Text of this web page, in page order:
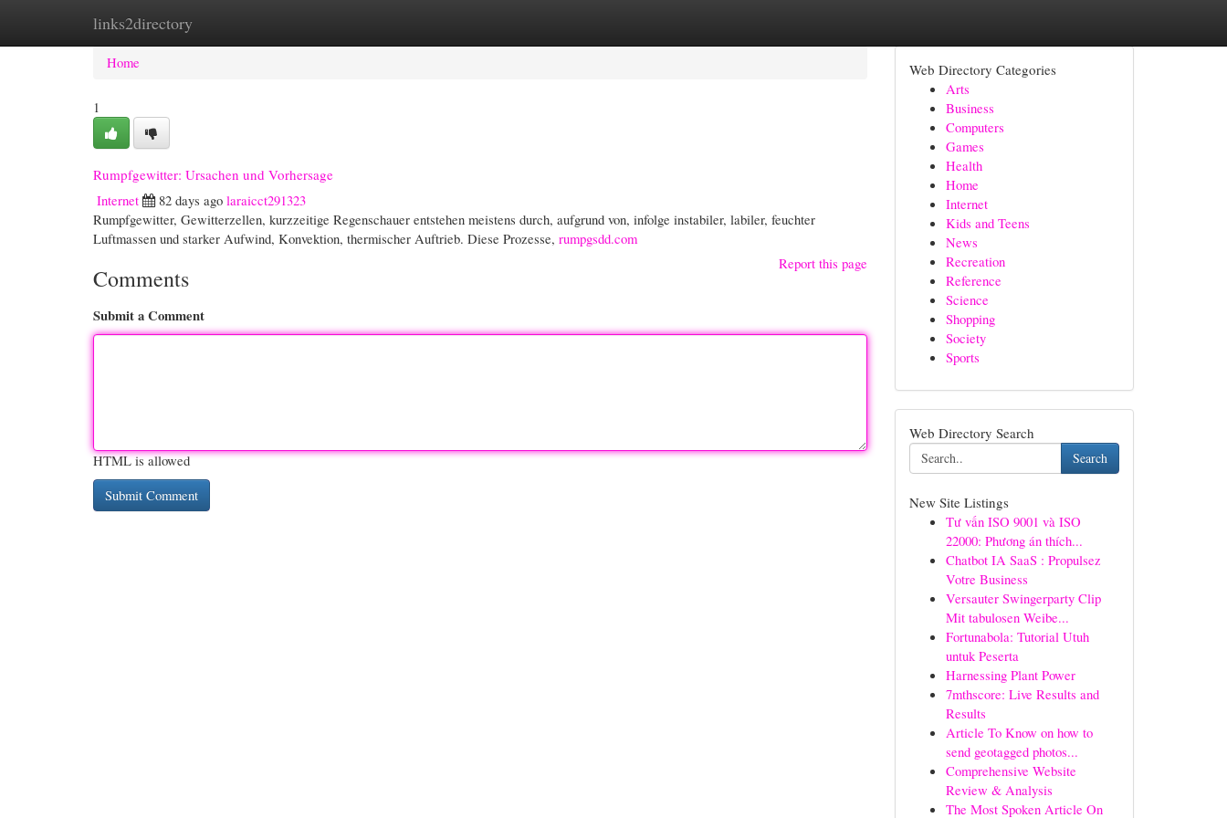
links2directory
Home New Site Listings
Home
1
Rumpfgewitter: Ursachen und Vorhersage
Internet
82 days ago laraicct291323
Rumpfgewitter, Gewitterzellen, kurzzeitige Regenschauer entstehen meistens durch, aufgrund von, infolge instabiler, labiler, feuchter
Luftmassen und starker Aufwind, Konvektion, thermischer Auftrieb. Diese Prozesse, rumpgsdd.com
Report this page
Comments
Submit a Comment
HTML is allowed
Web Directory Categories
Arts
Business
Computers
Games
Health
Home
Internet
Kids and Teens
News
Recreation
Reference
Science
Shopping
Society
Sports
Web Directory Search
Search
New Site Listings
Tư vấn ISO 9001 và ISO
22000: Phương án thích...
Chatbot IA SaaS : Propulsez
Votre Business
Versauter Swingerparty Clip
Mit tabulosen Weibe...
Fortunabola: Tutorial Utuh
untuk Peserta
Harnessing Plant Power
7mthscore: Live Results and
Results
Article To Know on how to
send geotagged photos...
Comprehensive Website
Review & Analysis
The Most Spoken Article On